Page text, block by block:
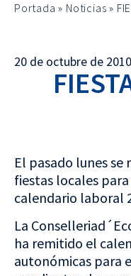
Portada » Noticias »
20 de octubre de 2010
El pasado lunes
fiestas locales
calendario laboral
La
ha remitido el
autonómicas para